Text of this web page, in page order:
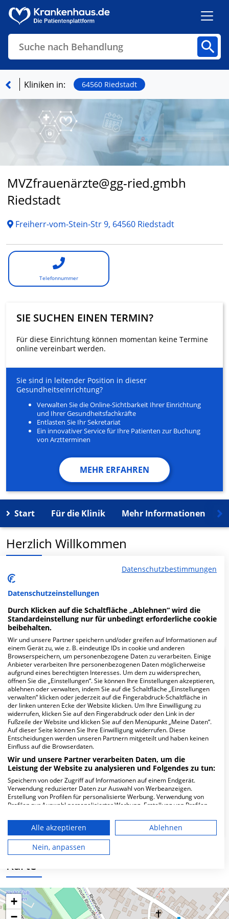
Suche nach Behandlung
Finden
Kliniken in: 64560 Riedstadt
MVZfrauenärzte@gg-ried.gmbh
Riedstadt
Freiherr-vom-Stein-Str 9, 64560 Riedstadt
Telefonnummer
SIE SUCHEN EINEN TERMIN?
Für diese Einrichtung können momentan keine Termine
online vereinbart werden.
Sie sind in leitender Position in dieser
Gesundheitseinrichtung?
Verwalten Sie die Online-Sichtbarkeit Ihrer Einrichtung
und Ihrer Gesundheitsfachkräfte
Entlasten Sie Ihr Sekretariat
Ein innovativer Service für Ihre Patienten zur Buchung
von Arztterminen
MEHR ERFAHREN
Start Für die Klinik Mehr Informationen
Herzlich Willkommen
MVZfrauenä rzte@gg-ried.gmbhRiedstadt in der
Freiherr-vom-Stein-Str 9 ist ein medizinisches
Versorgungszentrum in Riedstadt.
Mehr Informationen
FAQ
Hier ﬁnden Sie häuﬁg gestellte Fragen zu dieser Klinik.
Wie lautet die Adresse von
MVZfrauenärzte@gg-ried.gmbhRiedstadt?
Freiherr-vom-Stein-Str 9
64560 Riedstadt
Wie ist die Telefonnummer von
Karte
+
Datenschutzbestimmungen
Datenschutzeinstellungen
Durch Klicken auf die Schaltfläche „Ablehnen“ wird die
Standardeinstellung nur für unbedingt erforderliche cookie
beibehalten.
Wir und unsere Partner speichern und/oder greifen auf Informationen auf
einem Gerät zu, wie z. B. eindeutige IDs in cookie und anderen
Browserspeichern, um personenbezogene Daten zu verarbeiten. Einige
Anbieter verarbeiten Ihre personenbezogenen Daten möglicherweise
aufgrund eines berechtigten Interesses. Um dem zu widersprechen,
öffnen Sie die „Einstellungen“. Sie können Ihre Einstellungen akzeptieren,
ablehnen oder verwalten, indem Sie auf die Schaltfläche „Einstellungen
verwalten“ klicken oder jederzeit auf die Fingerabdruck-Schaltfläche in
der linken unteren Ecke der Website klicken. Um Ihre Einwilligung zu
widerrufen, klicken Sie auf den Fingerabdruck oder den Link in der
Fußzeile der Website und klicken Sie auf den Menüpunkt „Meine Daten“.
Auf dieser Seite können Sie Ihre Einwilligung widerrufen. Diese
Entscheidungen werden unseren Partnern mitgeteilt und haben keinen
Einfluss auf die Browserdaten.
Wir und unsere Partner verarbeiten Daten, um die
Leistung der Website zu analysieren und Folgendes zu tun:
Speichern von oder Zugriff auf Informationen auf einem Endgerät.
Verwendung reduzierter Daten zur Auswahl von Werbeanzeigen.
Erstellung von Profilen für personalisierte Werbung. Verwendung von
Profilen zur Auswahl personalisierter Werbung. Erstellung von Profilen
personalisierter Inhalte. Messung der Werbeleistung. Messung der
Performance von Inhalten. Analyse von Zielgruppen durch Statistiken
oder Kombinationen von Daten aus verschiedenen Quellen. Entwicklung
und Verbesserung der Angebote. Verwendung reduzierter Daten zur
Auswahl von Inhalten.
die USA gesendet werden.
Website/App.
Partnerliste anzeigen (1 IAB-Anbieter)
Wir nutzen Ihre Daten für folgende Zwecke:
Alle akzeptieren
Ablehnen
Nein, anpassen